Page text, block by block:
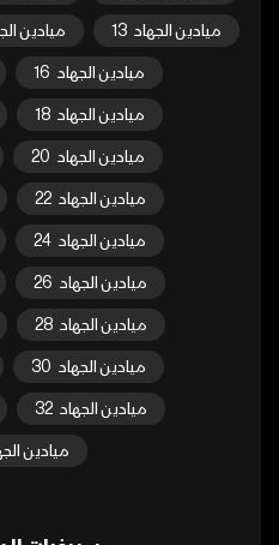
ميادين الجهاد 13 ميادين
ميادين الجهاد 16
ميادين الجهاد 18
ميادين الجهاد 20
ميادين الجهاد 22
ميادين الجهاد 24
ميادين الجهاد 26
ميادين الجهاد 28
ميادين الجهاد 30
ميادين الجهاد 32
ميادين